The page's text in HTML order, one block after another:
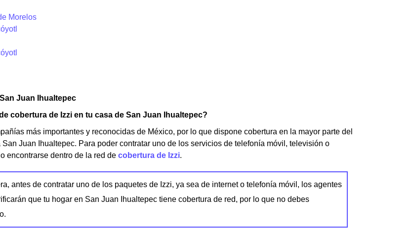
Morelos
Juan Ihualtepec
cobertura de Izzi en tu casa de San Juan Ihualtepec?
más importantes y reconocidas de México, por lo que dispone cobertura en la mayor parte del
Juan Ihualtepec. Para poder contratar uno de los servicios de telefonía móvil, televisión o
encontrarse dentro de la red de cobertura de Izzi.
antes de contratar uno de los paquetes de Izzi, ya sea de internet o telefonía móvil, los agentes
que tu hogar en San Juan Ihualtepec tiene cobertura de red, por lo que no debes